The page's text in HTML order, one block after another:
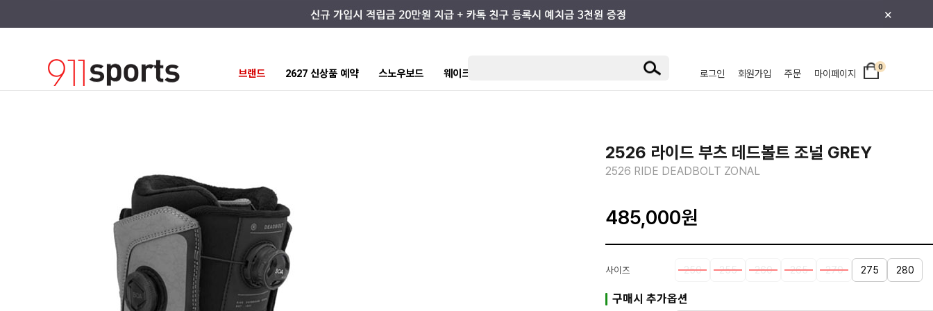
×
브랜드 2627 신상품 예약 스노우보드 웨이크/서핑 키즈/주니어 로그인 회원가입 주문 마이페이지
0
2526 라이드 부츠 데드볼트 조널 GREY
2526 RIDE DEADBOLT ZONAL
485,000원
사이즈 250 255 260 265 270 275 280
구매시 추가옵션